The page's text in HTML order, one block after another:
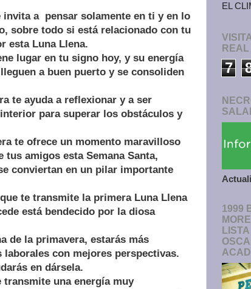
invita a pensar solamente en ti y en lo
sobre todo si está relacionado con tu
esta Luna Llena.
lugar en tu signo hoy, y su energía
a buen puerto y se consoliden
te ayuda a reflexionar y a ser
para superar los obstáculos y
te ofrece un momento maravilloso
amigos esta Semana Santa,
conviertan en un pilar importante
te transmite la primera Luna Llena
está bendecido por la diosa
de la primavera, estarás más
con mejores perspectivas.
en dársela.
transmite una energía muy
EL
7
1999